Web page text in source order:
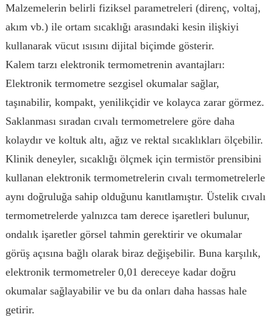
Malzemelerin belirli fiziksel parametreleri (direnç, voltaj,
akım vb.) ile ortam sıcaklığı arasındaki kesin ilişkiyi
kullanarak vücut ısısını dijital biçimde gösterir.
Kalem tarzı elektronik termometrenin avantajları:
Elektronik termometre sezgisel okumalar sağlar,
taşınabilir, kompakt, yenilikçidir ve kolayca zarar görmez.
Saklanması sıradan cıvalı termometrelere göre daha
kolaydır ve koltuk altı, ağız ve rektal sıcaklıkları ölçebilir.
Klinik deneyler, sıcaklığı ölçmek için termistör prensibini
kullanan elektronik termometrelerin cıvalı termometrelerle
aynı doğruluğa sahip olduğunu kanıtlamıştır. Üstelik cıvalı
termometrelerde yalnızca tam derece işaretleri bulunur,
ondalık işaretler görsel tahmin gerektirir ve okumalar
görüş açısına bağlı olarak biraz değişebilir. Buna karşılık,
elektronik termometreler 0,01 dereceye kadar doğru
okumalar sağlayabilir ve bu da onları daha hassas hale
getirir.